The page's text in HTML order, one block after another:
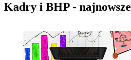
Kadry i BHP - najnowsze